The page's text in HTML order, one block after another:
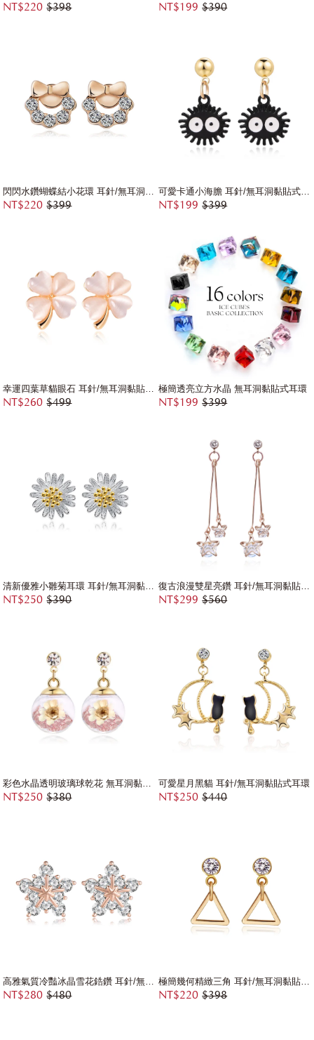
NT$220 $398 NT$199 $390
NT$220 $399 NT$199 $399
NT$260 $499
極簡透亮立方水晶 無耳洞黏貼式耳環
NT$199 $399
清新優雅小雛菊耳環 耳針/無耳洞黏貼式耳環
NT$250 $390
復古浪漫雙星亮鑽 耳針/無耳洞黏貼式耳環
NT$299 $560
彩色水晶透明玻璃球乾花 無耳洞黏貼式耳環
NT$250 $380
可愛星月黑貓 耳針/無耳洞黏貼式耳環
NT$250 $440
NT$280 $480 NT$220 $398